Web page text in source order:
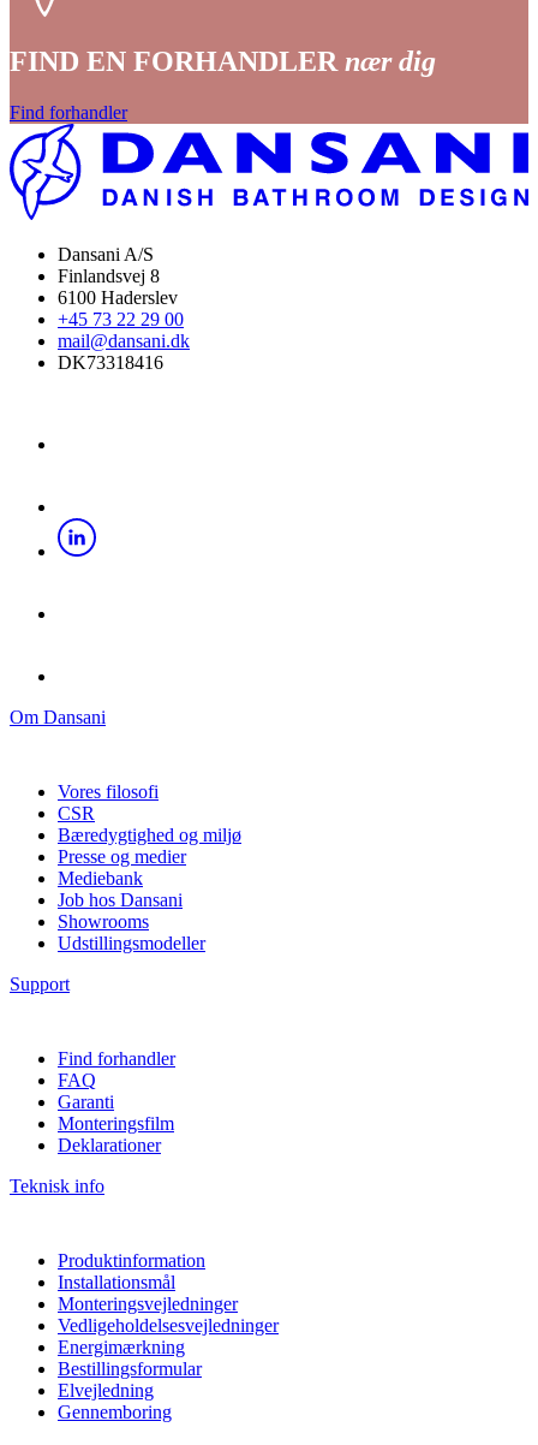
FIND EN FORHANDLER nær dig
Find forhandler
Dansani A/S
Finlandsvej 8
6100 Haderslev
+45 73 22 29 00
mail@dansani.dk
DK73318416
Om Dansani
Vores filosofi
CSR
Bæredygtighed og miljø
Presse og medier
Mediebank
Job hos Dansani
Showrooms
Udstillingsmodeller
Support
Find forhandler
FAQ
Garanti
Monteringsfilm
Deklarationer
Teknisk info
Produktinformation
Installationsmål
Monteringsvejledninger
Vedligeholdelsesvejledninger
Energimærkning
Bestillingsformular
Elvejledning
Gennemboring